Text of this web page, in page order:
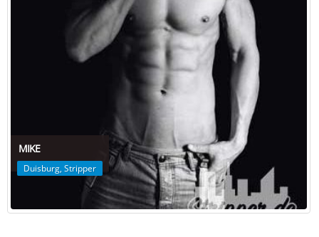
MIKE
Duisburg, Stripper